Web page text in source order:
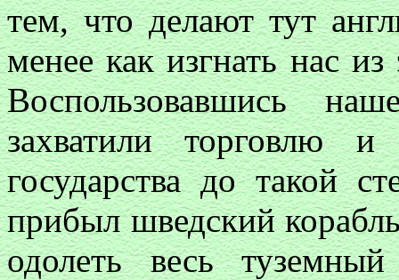
тем, что делают тут
менее как изгнать нас
Воспользовавшись
захватили торговлю и
государства до такой
прибыл шведский
одолеть весь